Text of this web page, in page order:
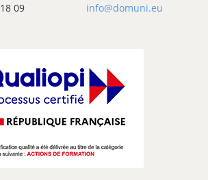
09 info@domuni.eu